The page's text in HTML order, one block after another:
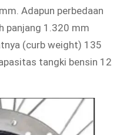
Adapun perbedaan
panjang 1.320 mm
(curb weight) 135
tangki bensin 12